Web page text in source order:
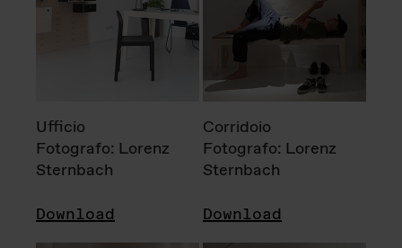
Ufficio
Fotografo: Lorenz
Sternbach
Download
Corridoio
Fotografo: Lorenz
Sternbach
Download